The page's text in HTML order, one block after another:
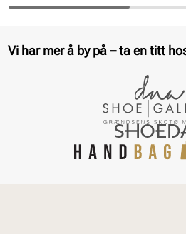
Vi har mer å by på – ta en titt